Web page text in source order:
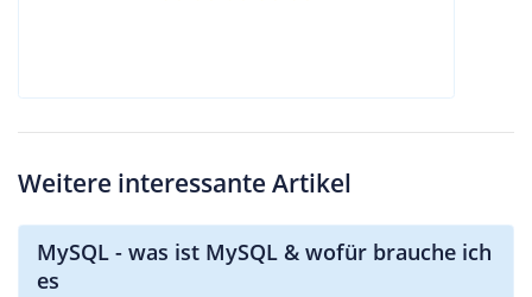
Weitere interessante Artikel
MySQL - was ist MySQL & wofür brauche ich
es